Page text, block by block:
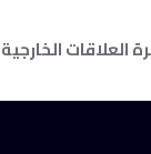
العلاقات الخارجية